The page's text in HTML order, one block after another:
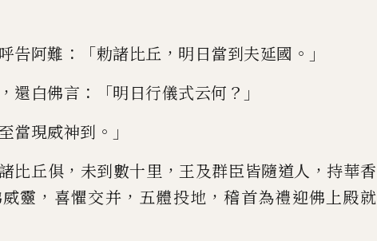
呼告阿難 ：「勅諸比丘 ， 明 日當到夫延國 。」
， 還白佛言 ：「明 日行儀式云何 ？」
當現威神到 。」
比丘俱 ， 未到數十里 ， 王及群臣皆隨道人 ， 持華香
靈 ， 喜懼交并 ， 五體投地 ，稽首為禮迎佛上殿就